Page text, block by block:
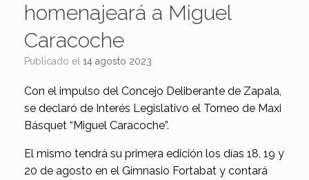
homenajeará a Miguel
Caracoche
Publicado el 14 agosto 2023
Con el impulso del Concejo Deliberante de Zapala,
se declaró de Interés Legislativo el Torneo de Maxi
Básquet “Miguel Caracoche”.
El mismo tendrá su primera edición los días 18, 19 y
20 de agosto en el Gimnasio Fortabat y contará